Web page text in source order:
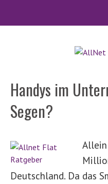
Handys im
Segen?
Allein
Deutschland. Da das